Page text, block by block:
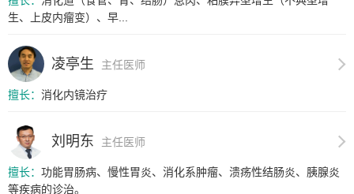
生、上皮内瘤变）、早...
凌亭生 主任医师
擅长： 消化内镜治疗
刘明东 主任医师
擅长： 功能胃肠病、慢性胃炎、消化系肿瘤、溃疡性结肠炎、胰腺炎
等疾病的诊治。